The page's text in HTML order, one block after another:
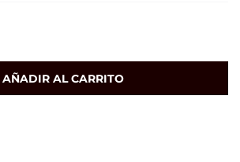
AÑADIR AL CARRITO